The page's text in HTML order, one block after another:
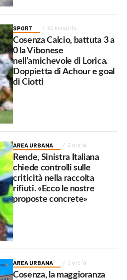
SPORT 30 minuti fa
Cosenza Calcio, battuta 3 a
0 la Vibonese
nell’amichevole di Lorica.
Doppietta di Achour e goal
di Ciotti
AREA URBANA 2 ore fa
Rende, Sinistra Italiana
chiede controlli sulle
criticità nella raccolta
rifiuti. «Ecco le nostre
proposte concrete»
AREA URBANA 2 ore fa
Cosenza, la maggioranza